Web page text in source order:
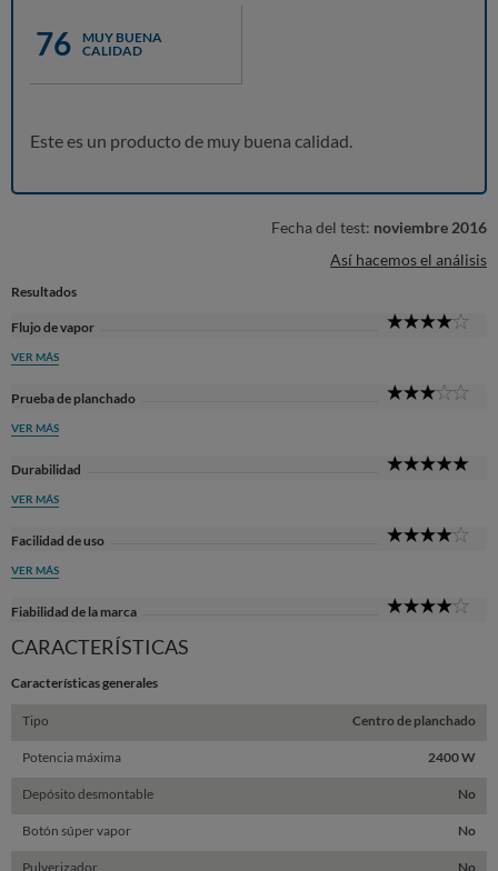
76
MUY BUENA
CALIDAD
Este es un producto de muy buena calidad.
Fecha del test: noviembre 2016
Así hacemos el análisis
Resultados
Flujo de vapor
VER MÁS
Prueba de planchado
VER MÁS
Durabilidad
VER MÁS
Facilidad de uso
VER MÁS
Fiabilidad de la marca
CARACTERÍSTICAS
Características generales
Tipo Centro de planchado
Potencia máxima 2400 W
Depósito desmontable No
Botón súper vapor No
Pulverizador No